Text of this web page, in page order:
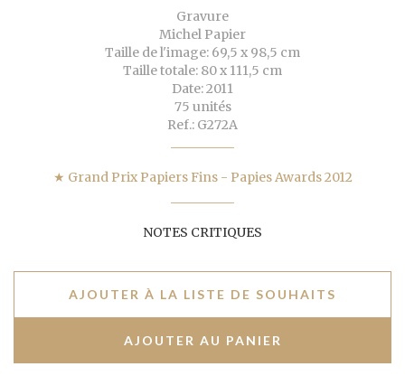
Gravure
Michel Papier
Taille de l'image: 69,5 x 98,5 cm
Taille totale: 80 x 111,5 cm
Date: 2011
75 unités
Ref.: G272A
★ Grand Prix Papiers Fins - Papies Awards 2012
NOTES CRITIQUES
AJOUTER À LA LISTE DE SOUHAITS